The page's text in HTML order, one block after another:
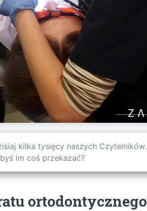
kilka tysięcy naszych Czytelników.
im coś przekazać?
ortodontycznego